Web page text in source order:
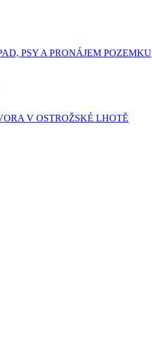
PSY A PRONÁJEM POZEMKU
V OSTROŽSKÉ LHOTĚ